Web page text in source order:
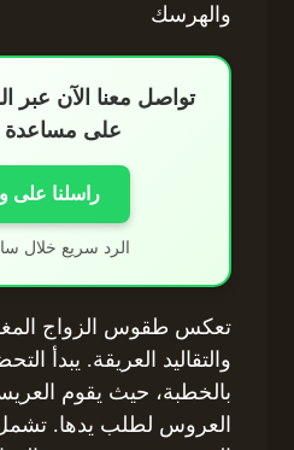
والهرسك
تواصل معنا الآن عبر
على مساعدة
راسلنا على
الرد سريع خلال
تعكس طقوس الزواج
والتقاليد العريقة. يبدأ
بالخطبة، حيث يقوم
العروس لطلب يدها.